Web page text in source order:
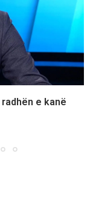
e kanë